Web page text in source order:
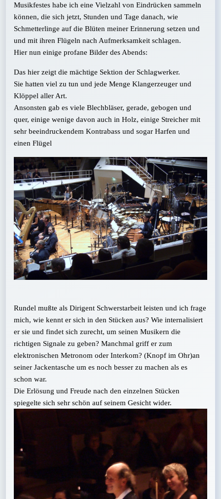
Musikfestes habe ich eine Vielzahl von Eindrücken sammeln
können, die sich jetzt, Stunden und Tage danach, wie
Schmetterlinge auf die Blüten meiner Erinnerung setzen und
und mit ihren Flügeln nach Aufmerksamkeit schlagen.
Hier nun einige profane Bilder des Abends:
Das hier zeigt die mächtige Sektion der Schlagwerker.
Sie hatten viel zu tun und jede Menge Klangerzeuger und
Klöppel aller Art.
Ansonsten gab es viele Blechbläser, gerade, gebogen und
quer, einige wenige davon auch in Holz, einige Streicher mit
sehr beeindruckendem Kontrabass und sogar Harfen und
einen Flügel
Rundel mußte als Dirigent Schwerstarbeit leisten und ich frage
mich, wie kennt er sich in den Stücken aus? Wie internalisiert
er sie und findet sich zurecht, um seinen Musikern die
richtigen Signale zu geben? Manchmal griff er zum
elektronischen Metronom oder Interkom? (Knopf im Ohr)an
seiner Jackentasche um es noch besser zu machen als es
schon war.
Die Erlösung und Freude nach den einzelnen Stücken
spiegelte sich sehr schön auf seinem Gesicht wider.